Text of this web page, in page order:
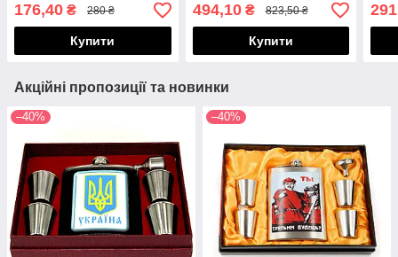
176,40 ₴ 280 ₴
Купити
494,10₴ 823,50 ₴
Купити
Акційні пропозиції та новинки
–40% –40%